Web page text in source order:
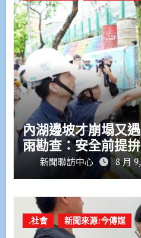
內湖邊坡才崩塌又
雨勘查：安全前提
新聞聯訪中心 8 月
.社會 新聞來源:今傳媒